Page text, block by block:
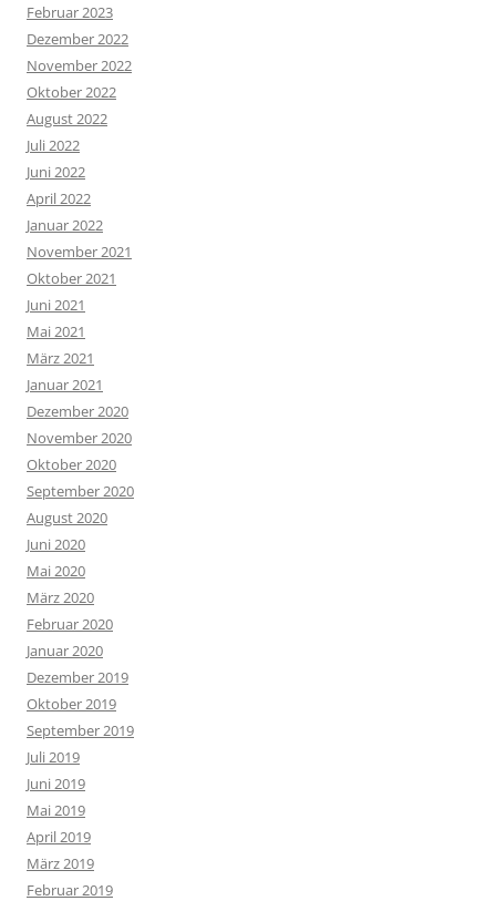
Februar 2023
Dezember 2022
November 2022
Oktober 2022
August 2022
Juli 2022
Juni 2022
April 2022
Januar 2022
November 2021
Oktober 2021
Juni 2021
Mai 2021
März 2021
Januar 2021
Dezember 2020
November 2020
Oktober 2020
September 2020
August 2020
Juni 2020
Mai 2020
März 2020
Februar 2020
Januar 2020
Dezember 2019
Oktober 2019
September 2019
Juli 2019
Juni 2019
Mai 2019
April 2019
März 2019
Februar 2019